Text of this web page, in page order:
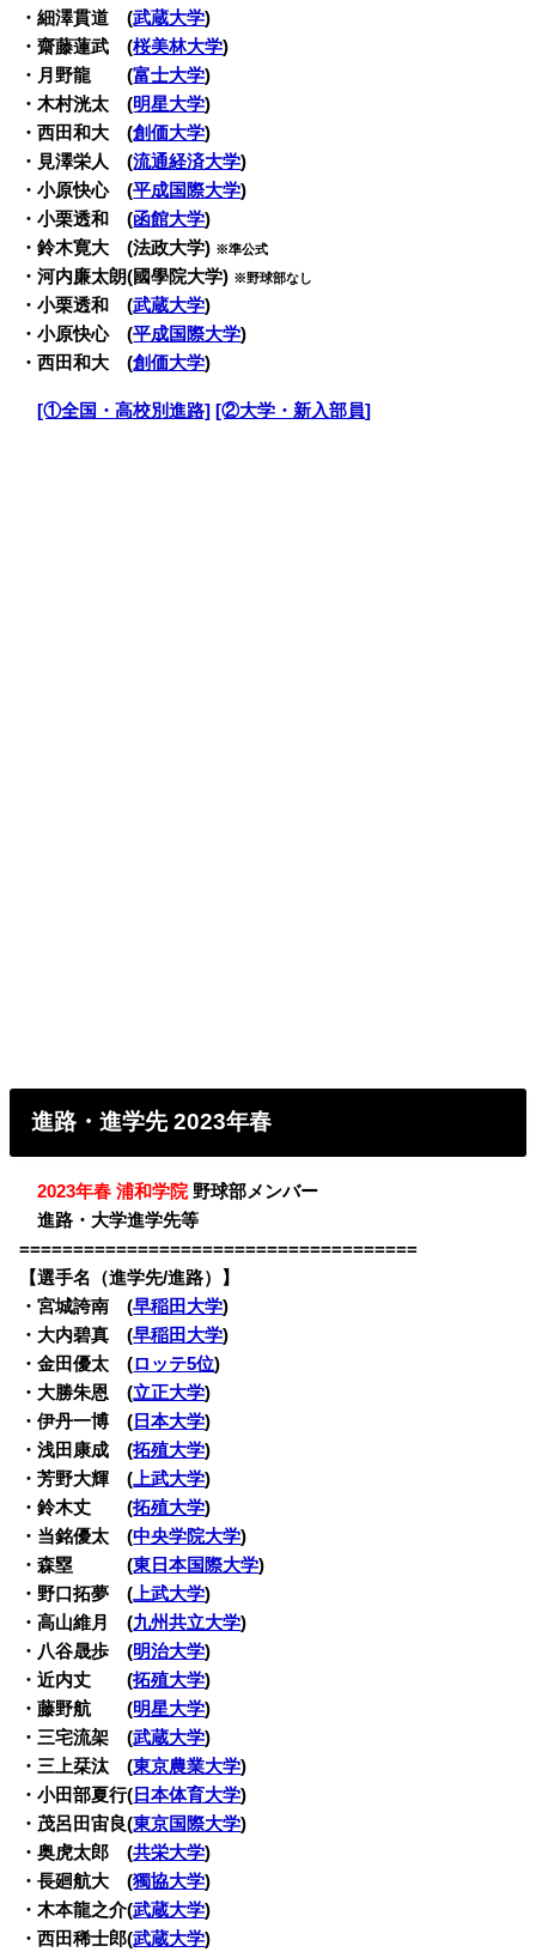
・細澤貫道 (武蔵大学)
・齋藤蓮武 (桜美林大学)
・月野龍 (富士大学)
・木村洸太 (明星大学)
・西田和大 (創価大学)
・見澤栄人 (流通経済大学)
・小原快心 (平成国際大学)
・小栗透和 (函館大学)
・鈴木寛大 (法政大学) ※準公式
・河内廉太朗(國學院大学) ※野球部なし
・小栗透和 (武蔵大学)
・小原快心 (平成国際大学)
・西田和大 (創価大学)
[①全国・高校別進路] [②大学・新入部員]
進路・進学先 2023年春
・2023年春 浦和学院野球部メンバー
・進路・大学進学先等
=====================================
【選手名（進学先/進路）】
・宮城誇南 (早稲田大学)
・大内碧真 (早稲田大学)
・金田優太 (ロッテ5位)
・大勝朱恩 (立正大学)
・伊丹一博 ( 日本大学)
・浅田康成 (拓殖大学)
・芳野大輝 ( 上武大学)
・鈴木丈 (拓殖大学)
・当銘優太 (中央学院大学)
・森塁 (東日本国際大学)
・野口拓夢 ( 上武大学)
・高山維月 (九州共立大学)
・八谷晟歩 (明治大学)
・近内丈 (拓殖大学)
・藤野航 (明星大学)
・三宅流架 (武蔵大学)
・三上栞汰 (東京農業大学)
・小田部夏行( 日本体育大学)
・茂呂田宙良(東京国際大学)
・奥虎太郎 (共栄大学)
・長廻航大 (獨協大学)
・木本龍之介(武蔵大学)
・西田稀士郎(武蔵大学)